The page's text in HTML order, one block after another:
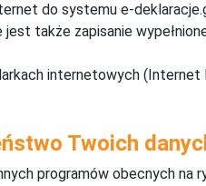
do systemu e-
także zapisanie
internetowych (Internet
Twoich
programów obecnych na